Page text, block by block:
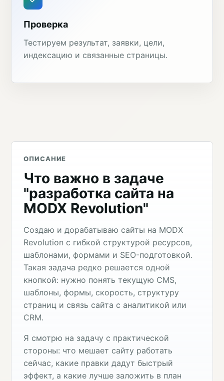
Проверка
Тестируем результат, заявки, цели,
индексацию и связанные страницы.
ОПИСАНИЕ
Что важно в задаче
"разработка сайта на
MODX Revolution"
Создаю и дорабатываю сайты на MODX
Revolution с гибкой структурой ресурсов,
шаблонами, формами и SEO-подготовкой.
Такая задача редко решается одной
кнопкой: нужно понять текущую CMS,
шаблоны, формы, скорость, структуру
страниц и связь сайта с аналитикой или
CRM.
Я смотрю на задачу с практической
стороны: что мешает сайту работать
сейчас, какие правки дадут быстрый
эффект, а какие лучше заложить в план